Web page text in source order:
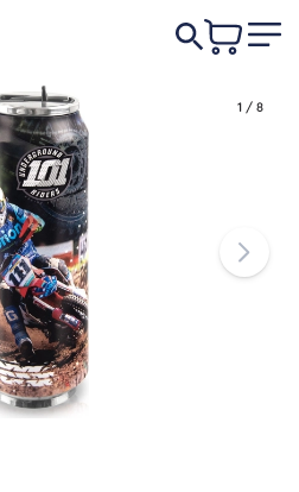
1 / 8
Do košíka